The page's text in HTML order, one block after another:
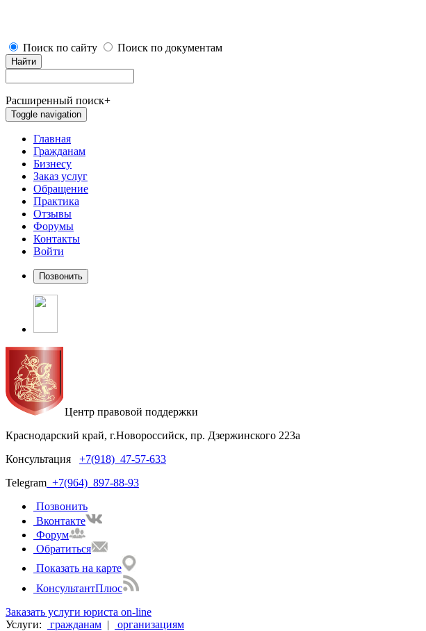
Поиск по сайту Поиск по документам
Найти
Расширенный поиск+
Toggle navigation
Главная
Гражданам
Бизнесу
Заказ услуг
Обращение
Практика
Отзывы
Форумы
Контакты
Войти
Центр правовой поддержки
Краснодарский край, г.Новороссийск, пр. Дзержинского 223а
Консультация +7(918) 47-57-633
Telegram +7(964) 897-88-93
Позвонить
Вконтакте
Форум
Обратиться
Показать на карте
КонсультантПлюс
Заказать услуги юриста on-line
Услуги:
гражданам |
организациям